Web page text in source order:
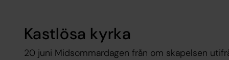
Kastlösa kyrka
20 juni Midsommardagen från om skapelsen